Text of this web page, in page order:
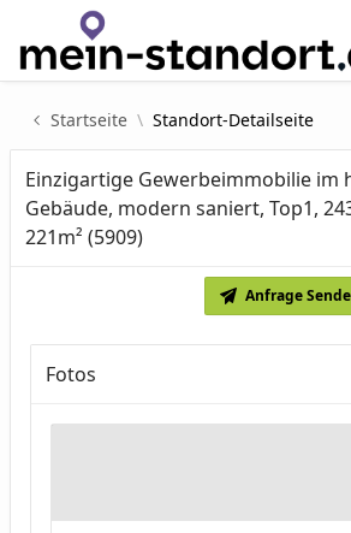
Zum Hauptinhalt wechseln
Startseite Standort-Detailseite
Einzigartige Gewerbeimmobilie im
Gebäude, modern saniert, Top1,
221m² (5909)
Anfrage
Fotos